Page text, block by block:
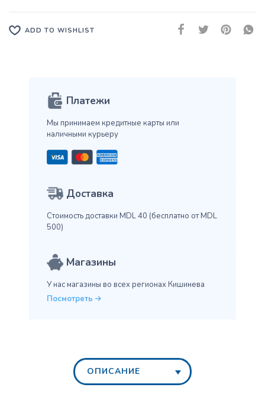
ADD TO WISHLIST
Платежи
Мы принимаем кредитные карты или
наличными курьеру
Доставка
Стоимость доставки MDL 40 (бесплатно от MDL
500)
Магазины
У нас магазины во всех регионах Кишинева
Посмотреть
ОПИСАНИЕ